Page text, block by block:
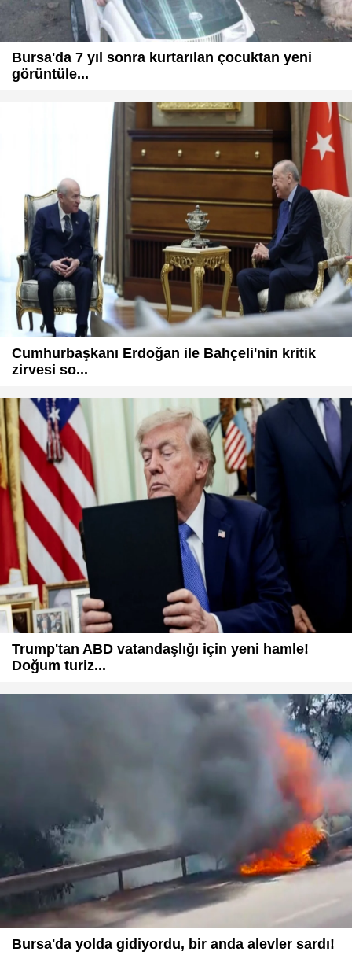
Bursa'da 7 yıl sonra kurtarılan çocuktan yeni
görüntüle...
Cumhurbaşkanı Erdoğan ile Bahçeli'nin kritik
zirvesi so...
Trump'tan ABD vatandaşlığı için yeni hamle!
Doğum turiz...
Bursa'da yolda gidiyordu, bir anda alevler sardı!